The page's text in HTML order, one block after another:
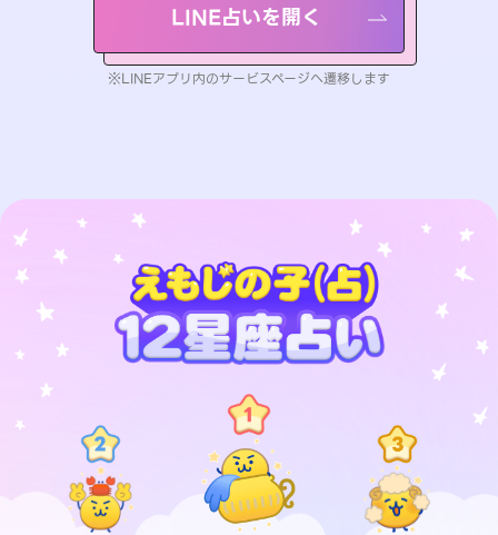
LINE占いを開く
※LINEアプリ内のサービスページへ遷移します